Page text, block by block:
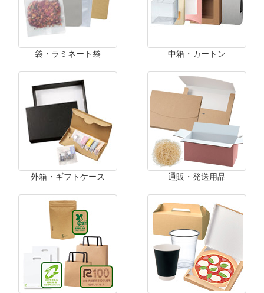
袋・ラミネート袋 中箱・カートン
外箱・ギフトケース 通販・発送用品